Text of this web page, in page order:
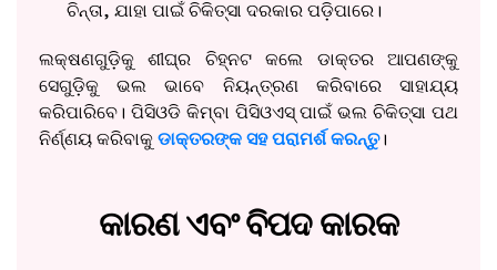
ଚିନ୍ତା, ଯାହା ପାଇଁ ଚିକିତ୍ସା ଦରକାର ପଡ଼ିପାରେ।
ଲକ୍ଷଣଗୁଡ଼ିକୁ ଶୀଘ୍ର ଚିହ୍ନଟ କଲେ ଡାକ୍ତର ଆପଣଙ୍କୁ
ସେଗୁଡ଼ିକୁ ଭଲ ଭାବେ ନିୟନ୍ତ୍ରଣ କରିବାରେ ସାହାଯ୍ୟ
କରିପାରିବେ। ପିସିଓଡି କିମ୍ବା ପିସିଓଏସ୍ ପାଇଁ ଭଲ ଚିକିତ୍ସା ପଥ
ନିର୍ଣ୍ଣୟ କରିବାକୁ ଡାକ୍ତରଙ୍କ ସହ ପରାମର୍ଶ କରନ୍ତୁ।
କାରଣ ଏବଂ ବିପଦ କାରକ